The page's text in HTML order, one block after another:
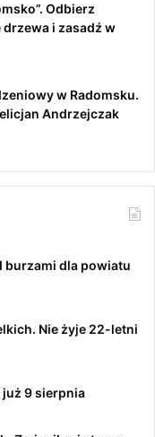
Odbierz
i zasadź w
w Radomsku.
Andrzejczak
burzami dla powiatu
Nie żyje 22-letni
już 9 sierpnia